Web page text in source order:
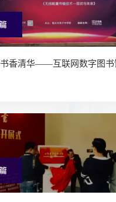
清华大学 书香清华——互联网数字图